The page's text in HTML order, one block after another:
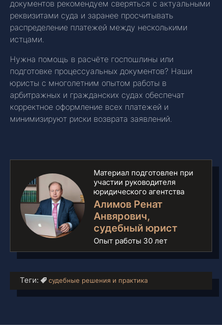
документов рекомендуем сверяться с актуальными
реквизитами суда и заранее просчитывать
распределение платежей между несколькими
истцами.
Нужна помощь в расчёте госпошлины или
подготовке процессуальных документов? Наши
юристы с многолетним опытом работы в
арбитражных и гражданских судах обеспечат
корректное оформление всех платежей и
минимизируют риски возврата заявлений.
Материал подготовлен при
участии руководителя
юридического агентства
Алимов Ренат
Анвярович,
судебный юрист
Опыт работы 30 лет
Теги: судебные решения и практика